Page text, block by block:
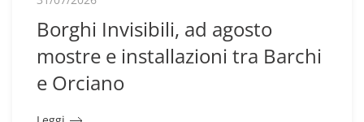
Borghi Invisibili, ad agosto
mostre e installazioni tra Barchi
e Orciano